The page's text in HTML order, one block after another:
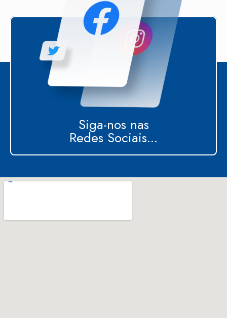
Siga-nos nas
Redes Sociais...